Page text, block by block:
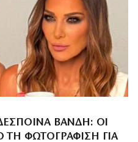
ΒΑΝΔΉ: ΟΙ
ΤΗ ΦΩΤΟΓΡΆΦΙΣΗ ΓΙΑ